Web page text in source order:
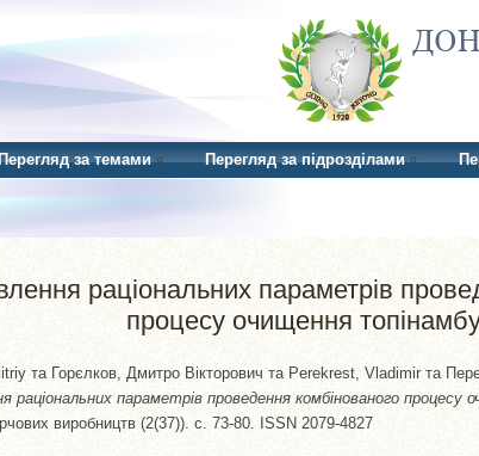
за темами Перегляд за підрозділами
раціональних параметрів
процесу очищення
та Горєлков, Дмитро Вікторович та Perekrest, Vladimir та
раціональних параметрів проведення комбінованого процесу
виробництв (2(37)). с. 73-80. ISSN 2079-4827